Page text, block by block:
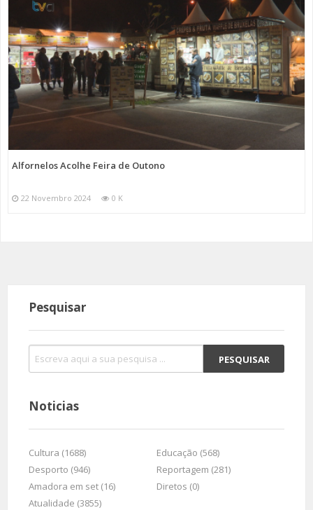
Alfornelos Acolhe Feira de Outono
22 Novembro 2024 0 K
Pesquisar
Noticias
Cultura (1688)
Educação (568)
Desporto (946)
Reportagem (281)
Amadora em set (16)
Diretos (0)
Atualidade (3855)